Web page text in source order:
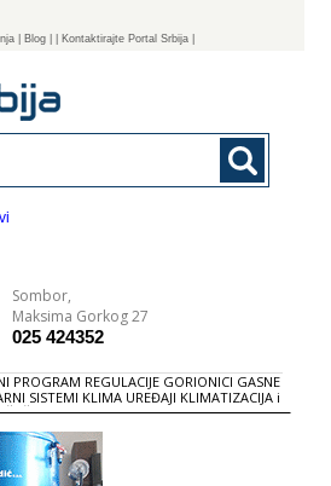
Blog | Kontaktirajte Portal Srbija |
Sombor,
Maksima Gorkog 27
025 424352
PROGRAM REGULACIJE GORIONICI GASNE
SISTEMI KLIMA UREĐAJI KLIMATIZACIJA i
OPREMA ZA GREJANjE OPREMA ZA
SANITARIJE VODOVOD i KANALIZACIJA
VODE PRIBOR i ALATI